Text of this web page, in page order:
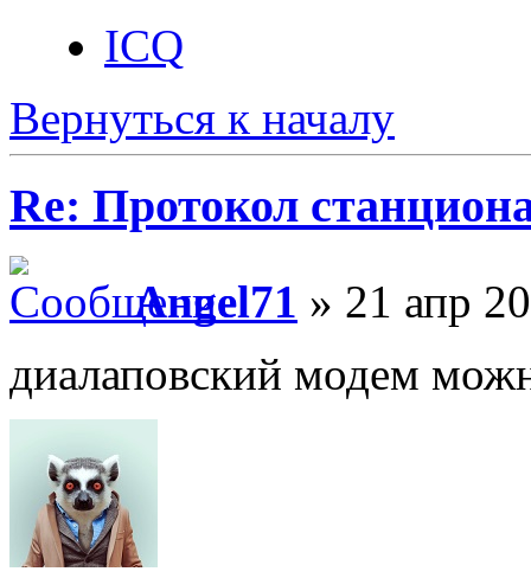
ICQ
Вернуться к началу
Re: Протокол
Angel71 » 21 апр
диалаповский модем